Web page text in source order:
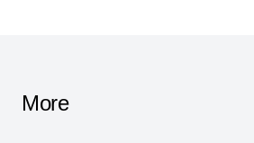
More